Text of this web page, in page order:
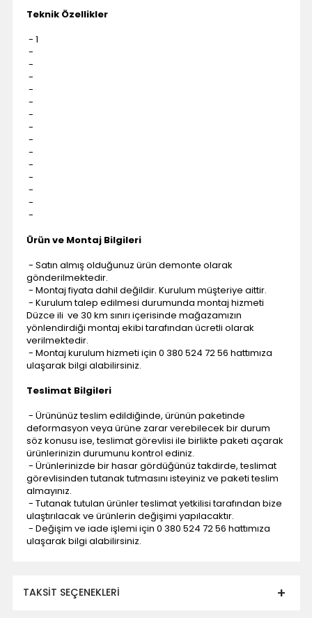
Teknik Özellikler
- 1
-
-
-
-
-
-
-
-
-
-
-
-
-
-
Ürün ve Montaj Bilgileri
- Satın almış olduğunuz ürün demonte olarak
gönderilmektedir.
- Montaj fiyata dahil değildir. Kurulum müşteriye aittir.
- Kurulum talep edilmesi durumunda montaj hizmeti
Düzce ili ve 30 km sınırı içerisinde mağazamızın
yönlendirdiği montaj ekibi tarafından ücretli olarak
verilmektedir.
- Montaj kurulum hizmeti için 0 380 524 72 56 hattımıza
ulaşarak bilgi alabilirsiniz.
Teslimat Bilgileri
- Ürününüz teslim edildiğinde, ürünün paketinde
deformasyon veya ürüne zarar verebilecek bir durum
söz konusu ise, teslimat görevlisi ile birlikte paketi açarak
ürünlerinizin durumunu kontrol ediniz.
- Ürünlerinizde bir hasar gördüğünüz takdirde, teslimat
görevlisinden tutanak tutmasını isteyiniz ve paketi teslim
almayınız.
- Tutanak tutulan ürünler teslimat yetkilisi tarafından bize
ulaştırılacak ve ürünlerin değişimi yapılacaktır.
- Değişim ve iade işlemi için 0 380 524 72 56 hattımıza
ulaşarak bilgi alabilirsiniz.
TAKSIT SEÇENEKLERI